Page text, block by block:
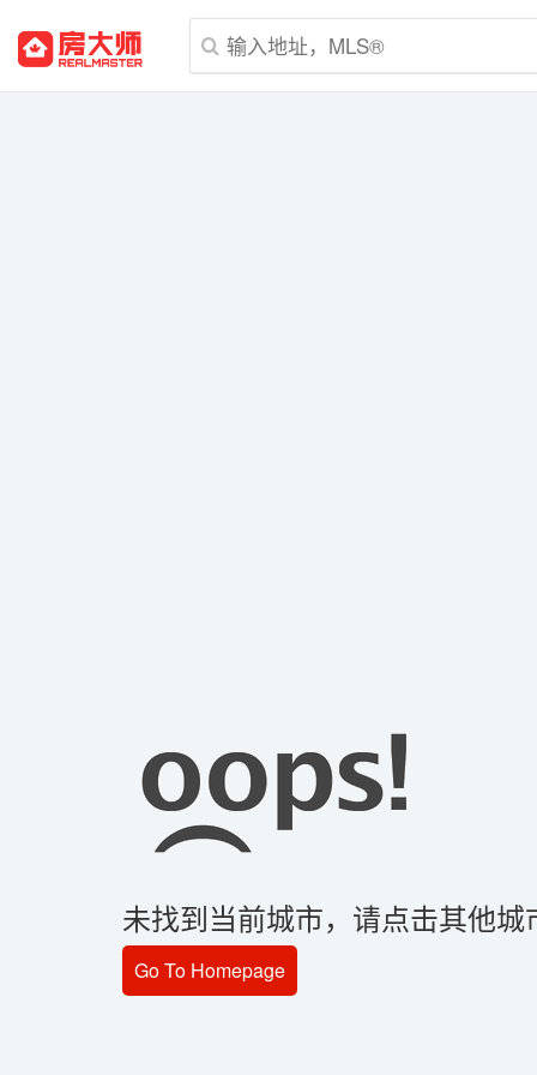
未找到当前城市，请点击其他城
Go To Homepage